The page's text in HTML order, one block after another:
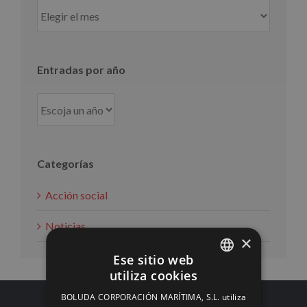
por
Entradas por año
Categorías
Acción social
Noticias
ENGLISH
×
Ese sitio web
utiliza cookies
BOLUDA CORPORACIÓN MARÍTIMA, S.L. utiliza